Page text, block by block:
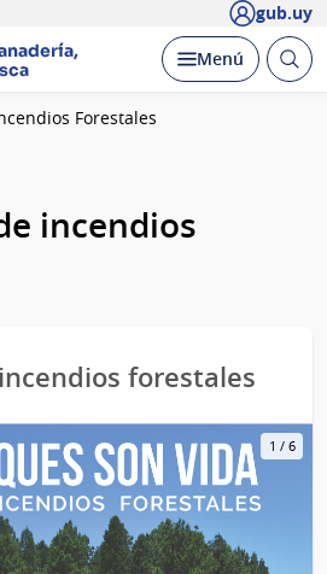
gub.uy
Desplegar
Menú Abrir
Forestales
incendios
forestales
1 / 6